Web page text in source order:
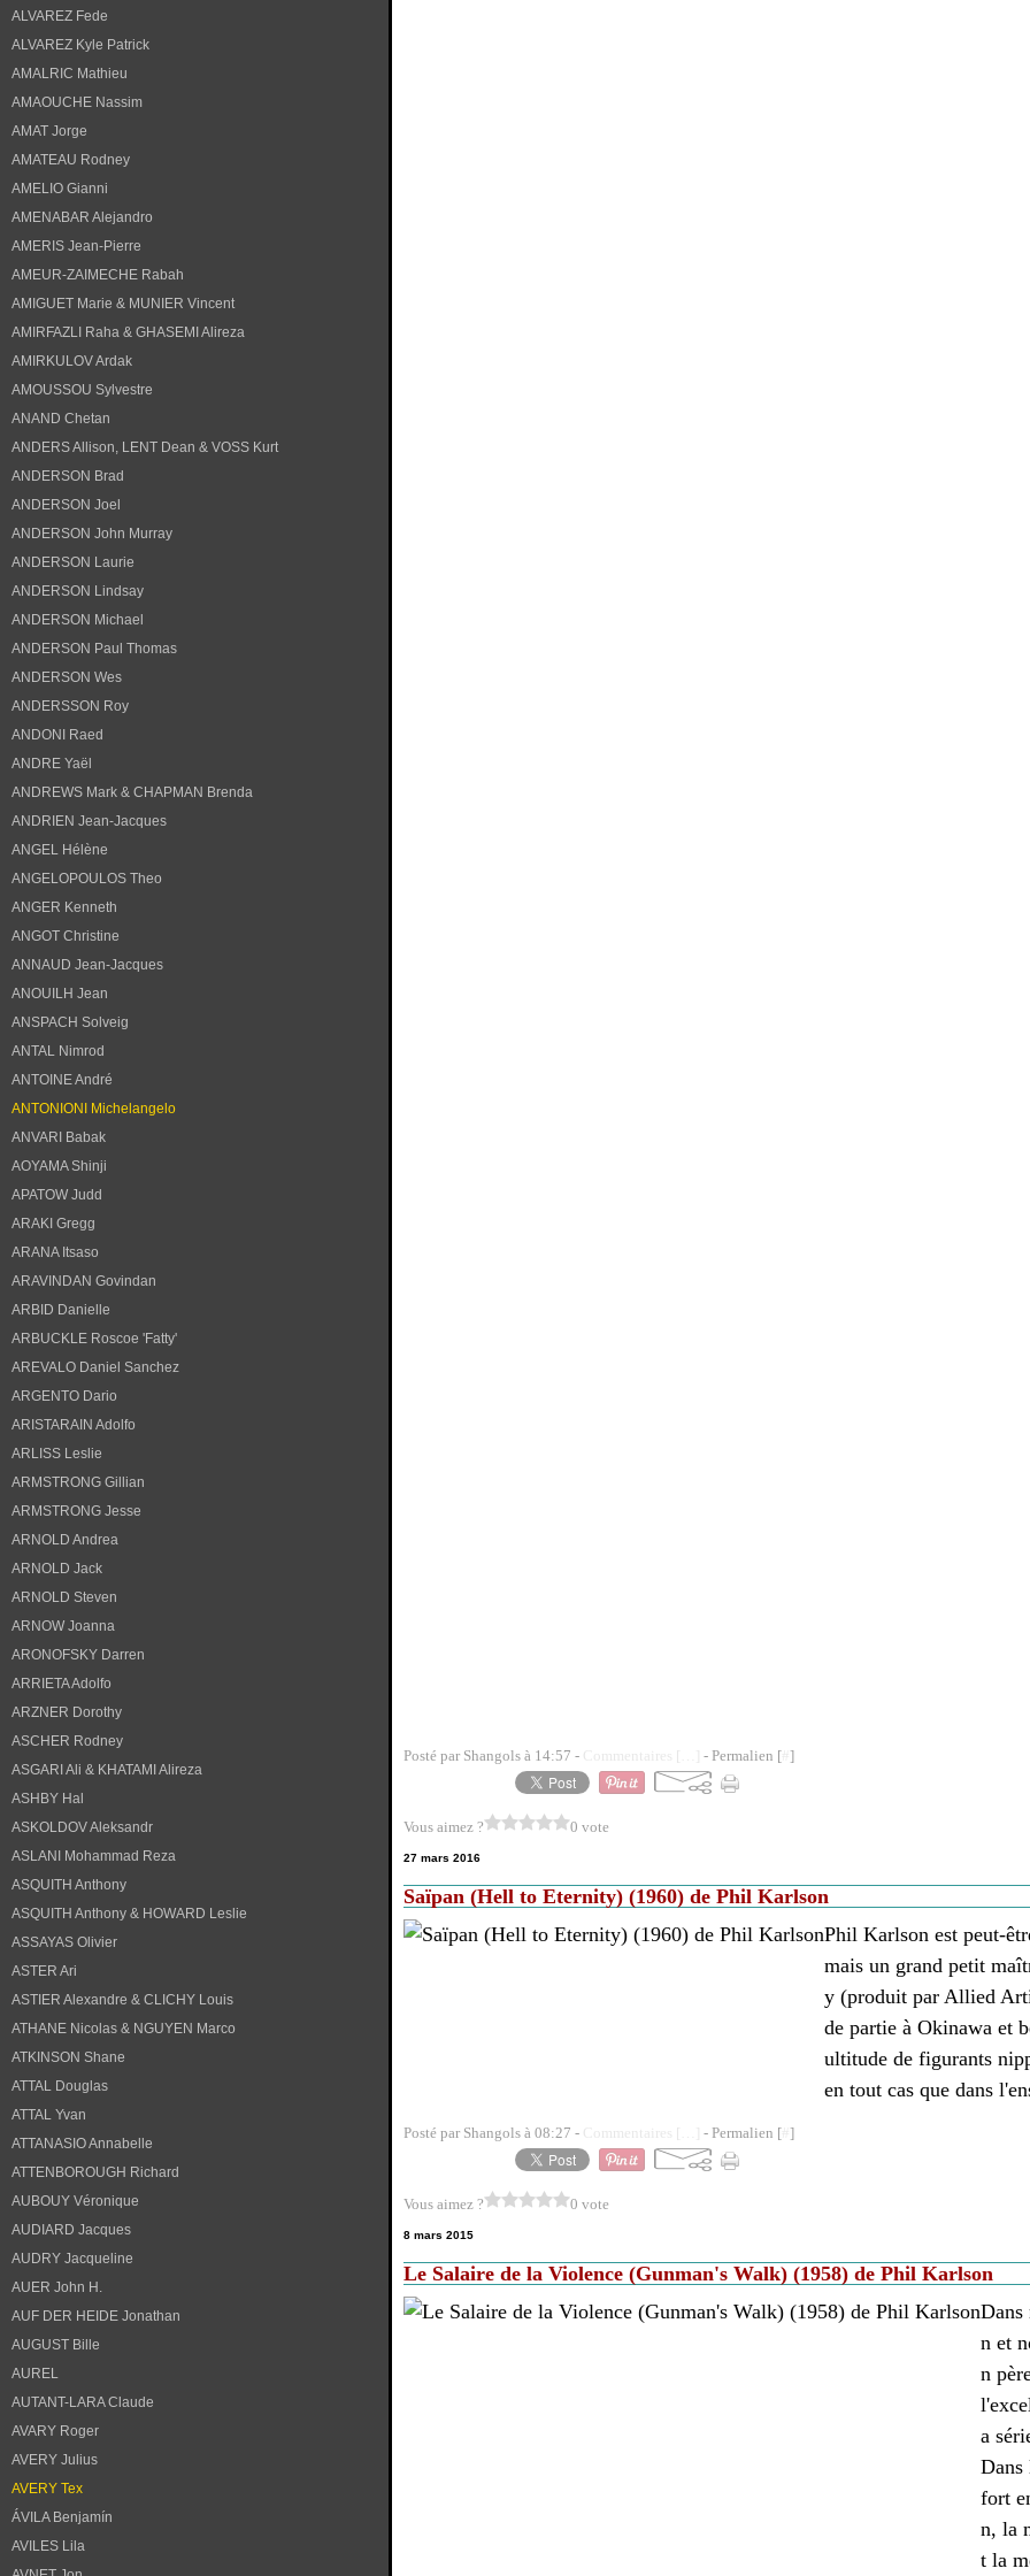
ALVAREZ Fede
ALVAREZ Kyle Patrick
AMALRIC Mathieu
AMAOUCHE Nassim
AMAT Jorge
AMATEAU Rodney
AMELIO Gianni
AMENABAR Alejandro
AMERIS Jean-Pierre
AMEUR-ZAIMECHE Rabah
AMIGUET Marie & MUNIER Vincent
AMIRFAZLI Raha & GHASEMI Alireza
AMIRKULOV Ardak
AMOUSSOU Sylvestre
ANAND Chetan
ANDERS Allison, LENT Dean & VOSS Kurt
ANDERSON Brad
ANDERSON Joel
ANDERSON John Murray
ANDERSON Laurie
ANDERSON Lindsay
ANDERSON Michael
ANDERSON Paul Thomas
ANDERSON Wes
ANDERSSON Roy
ANDONI Raed
ANDRE Yaël
ANDREWS Mark & CHAPMAN Brenda
ANDRIEN Jean-Jacques
ANGEL Hélène
ANGELOPOULOS Theo
ANGER Kenneth
ANGOT Christine
ANNAUD Jean-Jacques
ANOUILH Jean
ANSPACH Solveig
ANTAL Nimrod
ANTOINE André
ANTONIONI Michelangelo
ANVARI Babak
AOYAMA Shinji
APATOW Judd
ARAKI Gregg
ARANA Itsaso
ARAVINDAN Govindan
ARBID Danielle
ARBUCKLE Roscoe 'Fatty'
AREVALO Daniel Sanchez
ARGENTO Dario
ARISTARAIN Adolfo
ARLISS Leslie
ARMSTRONG Gillian
ARMSTRONG Jesse
ARNOLD Andrea
ARNOLD Jack
ARNOLD Steven
ARNOW Joanna
ARONOFSKY Darren
ARRIETA Adolfo
ARZNER Dorothy
ASCHER Rodney
ASGARI Ali & KHATAMI Alireza
ASHBY Hal
ASKOLDOV Aleksandr
ASLANI Mohammad Reza
ASQUITH Anthony
ASQUITH Anthony & HOWARD Leslie
ASSAYAS Olivier
ASTER Ari
ASTIER Alexandre & CLICHY Louis
ATHANE Nicolas & NGUYEN Marco
ATKINSON Shane
ATTAL Douglas
ATTAL Yvan
ATTANASIO Annabelle
ATTENBOROUGH Richard
AUBOUY Véronique
AUDIARD Jacques
AUDRY Jacqueline
AUER John H.
AUF DER HEIDE Jonathan
AUGUST Bille
AUREL
AUTANT-LARA Claude
AVARY Roger
AVERY Julius
AVERY Tex
ÁVILA Benjamín
AVILES Lila
Posté par Shangols à 14:57 - Commentaires [ - Permalien [ ]
Vous aimez ? 0 vote
27 mars 2016
Saïpan (Hell to Eternity) (1960) de Phil Karlson
Phil Karlson est peut-
mais un grand petit
y (produit par Allied
de partie à Okinawa et
ultitude de figurants
en tout cas que dans
Posté par Shangols à 08:27 - Commentaires [ - Permalien [ ]
Vous aimez ? 0 vote
8 mars 2015
Le Salaire de la Violence (Gunman's Walk) (1958) de Phil Karlson
Dans
n et
n
a
Dans
fort
n, la
t la